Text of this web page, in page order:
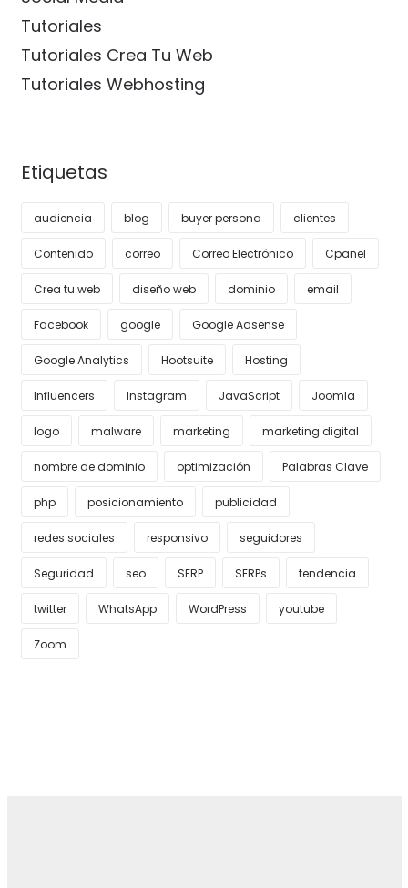
Tutoriales
Tutoriales Crea Tu Web
Tutoriales Webhosting
Etiquetas
audiencia blog buyer persona clientes
Contenido correo Correo Electrónico Cpanel
Crea tu web diseño web dominio email
Facebook google Google Adsense
Google Analytics Hootsuite Hosting
Influencers Instagram JavaScript Joomla
logo malware marketing marketing digital
nombre de dominio optimización Palabras Clave
php posicionamiento publicidad
redes sociales responsivo seguidores
Seguridad seo SERP SERPs tendencia
twitter WhatsApp WordPress youtube
Zoom